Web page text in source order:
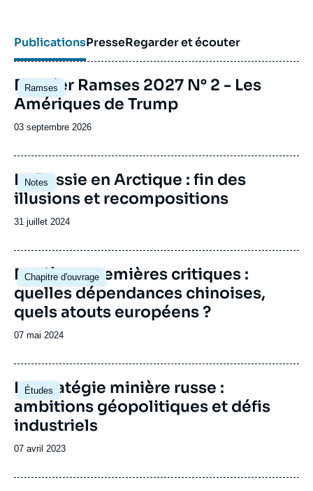
PublicationsPresseRegarder et écouter
Ramses
Image
principale
Dossier Ramses 2027 N° 2 - Les
Amériques de Trump
Date
publication
03 septembre 2026
Notes
Image
principale
La Russie en Arctique : fin des
illusions et recompositions
Date
publication
31 juillet 2024
Chapitre d'ouvrage
Image
principale
Matières premières critiques :
quelles dépendances chinoises,
quels atouts européens ?
Date
publication
07 mai 2024
Études
Image
principale
La stratégie minière russe :
ambitions géopolitiques et défis
industriels
Date
publication
07 avril 2023